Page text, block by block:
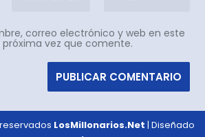
correo electrónico y web en este
vez que comente.
LosMillonarios.Net | Diseñado